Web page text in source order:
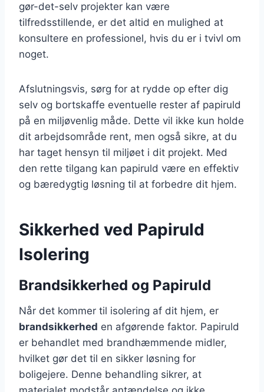
gør-det-selv projekter kan være
tilfredsstillende, er det altid en mulighed at
konsultere en professionel, hvis du er i tvivl om
noget.
Afslutningsvis, sørg for at rydde op efter dig
selv og bortskaffe eventuelle rester af papiruld
på en miljøvenlig måde. Dette vil ikke kun holde
dit arbejdsområde rent, men også sikre, at du
har taget hensyn til miljøet i dit projekt. Med
den rette tilgang kan papiruld være en effektiv
og bæredygtig løsning til at forbedre dit hjem.
Sikkerhed ved Papiruld
Isolering
Brandsikkerhed og Papiruld
Når det kommer til isolering af dit hjem, er
brandsikkerhed en afgørende faktor. Papiruld
er behandlet med brandhæmmende midler,
hvilket gør det til en sikker løsning for
boligejere. Denne behandling sikrer, at